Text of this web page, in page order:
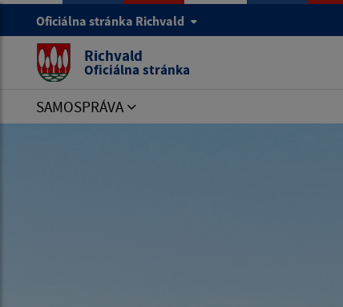
Oficiálna stránka Richvald
Richvald
Oficiálna stránka
SAMOSPRÁVA